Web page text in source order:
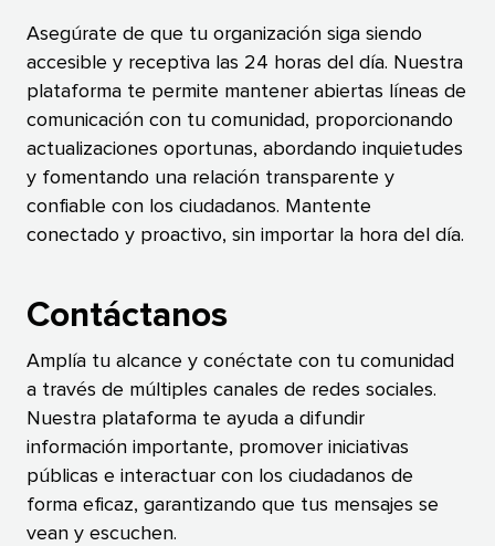
Asegúrate de que tu organización siga siendo
accesible y receptiva las 24 horas del día. Nuestra
plataforma te permite mantener abiertas líneas de
comunicación con tu comunidad, proporcionando
actualizaciones oportunas, abordando inquietudes
y fomentando una relación transparente y
confiable con los ciudadanos. Mantente
conectado y proactivo, sin importar la hora del día.​​
Contáctanos​​
Amplía tu alcance y conéctate con tu comunidad
a través de múltiples canales de redes sociales.
Nuestra plataforma te ayuda a difundir
información importante, promover iniciativas
públicas e interactuar con los ciudadanos de
forma eficaz, garantizando que tus mensajes se
vean y escuchen.​​